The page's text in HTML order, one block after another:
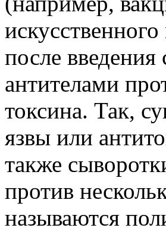
после
антителами
токсина. Так,
язвы или
также
против
называются